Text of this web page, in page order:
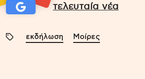
τελευταία νέα
εκδήλωση Μοίρες